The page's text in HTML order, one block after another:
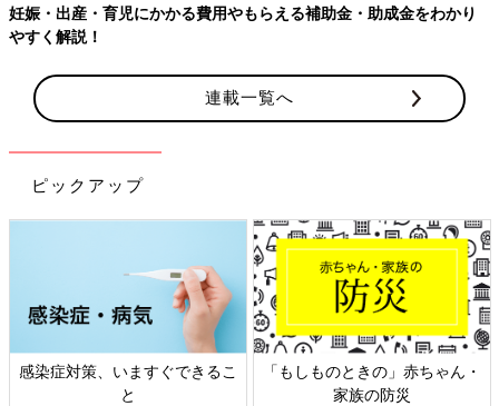
妊娠・出産・育児にかかる費用やもらえる補助金・助成金をわかり
やすく解説！
連載一覧へ
ピックアップ
感染症対策、いますぐできるこ
と
「もしものときの」赤ちゃん・
家族の防災